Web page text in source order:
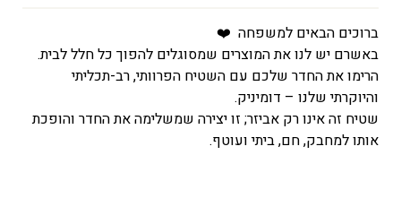
ברוכים הבאים למשפחה ❤️
באשרם יש לנו את המוצרים שמסוגלים להפוך כל חלל לבית.
הרימו את החדר שלכם עם השטיח הפרוותי, רב-תכליתי
והיוקרתי שלנו – דומיניק.
שטיח זה אינו רק אביזר; זו יצירה שמשלימה את החדר והופכת
אותו למחבק, חם, ביתי ועוטף.